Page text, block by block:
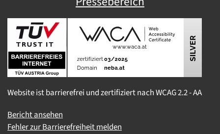
Website ist barrierefrei und zertifiziert nach WCAG 2.2 - AA
Bericht ansehen
Fehler zur Barrierefreiheit melden